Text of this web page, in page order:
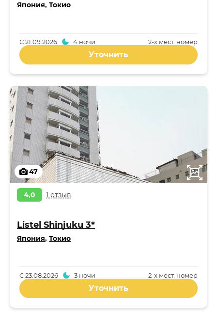
Япония, Токио
2-x мест. номер
С21.09.2026 4 ночи
Уточнить
47
4,0 1 отзыв
Listel Shinjuku 3*
Япония, Токио
2-x мест. номер
С23.08.2026 3 ночи
Уточнить